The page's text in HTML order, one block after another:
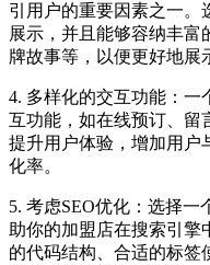
引用户的重要因素之一。
展示，并且能够容纳丰富
牌故事等，以便更好地展
4. 多样化的交互功能：一
互功能，如在线预订、留
提升用户体验，增加用户
化率。
5. 考虑SEO优化：选择一
助你的加盟店在搜索引擎
的代码结构、合适的标签